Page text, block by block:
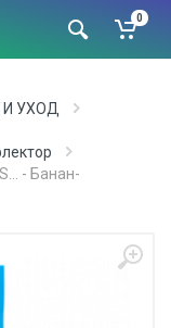
0
УХОД
- Банан-